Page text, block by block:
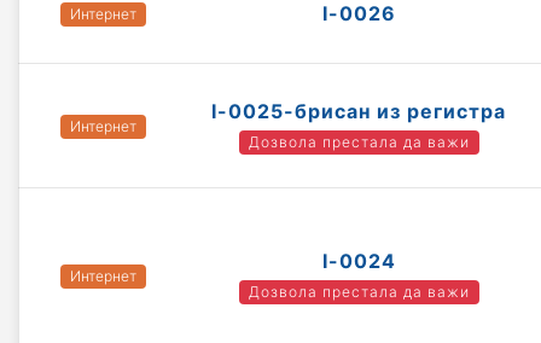
Интернет I-0026
Интернет
I-0025-брисан из регистра
Дозвола престала да важи
Интернет
I-0024
Дозвола престала да важи